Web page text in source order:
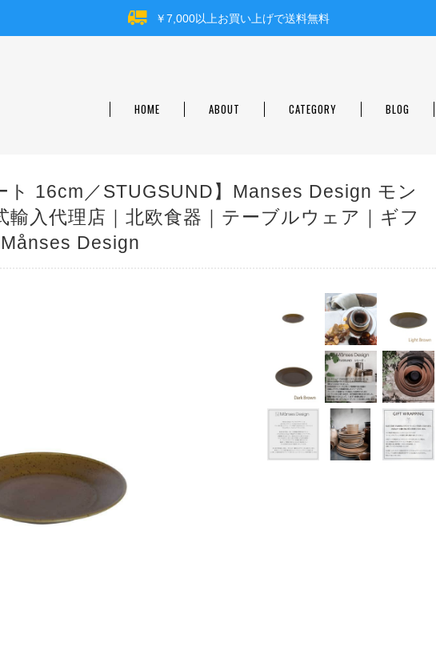
￥7,000以上お買い上げで送料無料
HOME ABOUT CATEGORY BLOG
ト 16cm／STUGSUND】Manses Design モン
輸入代理店｜北欧食器｜テーブルウェア｜ギフ
Design